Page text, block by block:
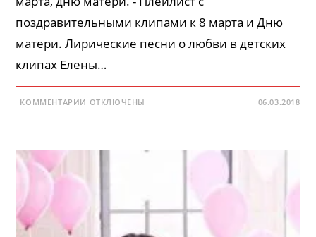
поздравительными клипами к 8 марта и Дню
матери. Лирические песни о любви в детских
клипах Елены…
КОММЕНТАРИИ К
О
—
8
МАТЕРИ
ОТКЛЮЧЕНЫ 06.03.2018